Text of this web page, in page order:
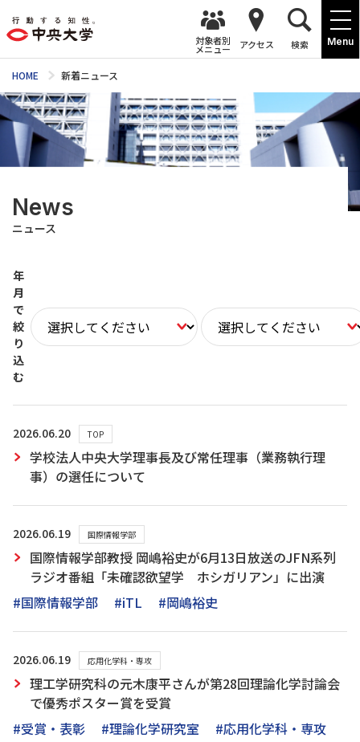
Menu
対象者別
メニュー アクセス 検索
HOME 新着ニュース
News
ニュース
年
月
で
絞
り
込
む
2026.06.20 TOP
学校法人中央大学理事長及び常任理事（業務執行理
事）の選任について
2026.06.19 国際情報学部
国際情報学部教授 岡嶋裕史が6月13日放送のJFN系列
ラジオ番組「未確認欲望学 ホシガリアン」に出演
#国際情報学部
#iTL #岡嶋裕史
2026.06.19 応用化学科・専攻
理工学研究科の元木康平さんが第28回理論化学討論会
で優秀ポスター賞を受賞
#受賞・表彰
#理論化学研究室 #応用化学科・専攻